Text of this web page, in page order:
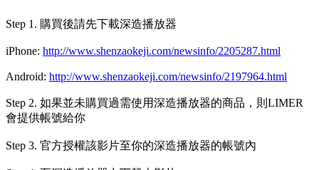
Step 1. 購買後請先下載深造播放器
iPhone: http://www.shenzaokeji.com/newsinfo/2205287.html
Android: http://www.shenzaokeji.com/newsinfo/2197964.html
Step 2. 如果並未購買過需使用深造播放器的商品，則LIMER
會提供帳號給你
Step 3. 官方授權該影片至你的深造播放器的帳號內